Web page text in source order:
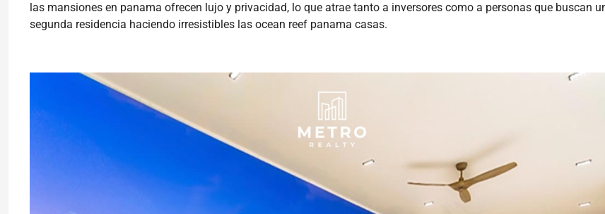
las mansiones en panama ofrecen lujo y privacidad, lo que atrae tanto a inversores como a personas que buscan
segunda residencia haciendo irresistibles las ocean reef panama casas.